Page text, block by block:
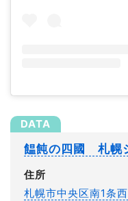
饂飩の四國 札幌
住所
札幌市中央区南1条